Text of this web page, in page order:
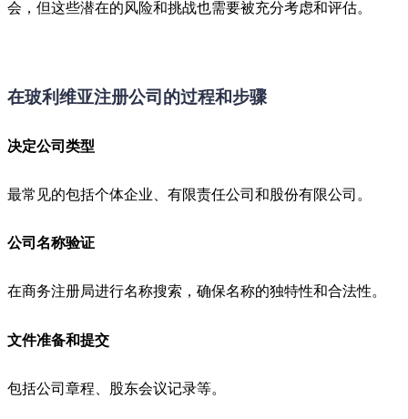
会，但这些潜在的风险和挑战也需要被充分考虑和评估。
在玻利维亚注册公司的过程和步骤
决定公司类型
最常见的包括个体企业、有限责任公司和股份有限公司。
公司名称验证
在商务注册局进行名称搜索，确保名称的独特性和合法性。
文件准备和提交
包括公司章程、股东会议记录等。